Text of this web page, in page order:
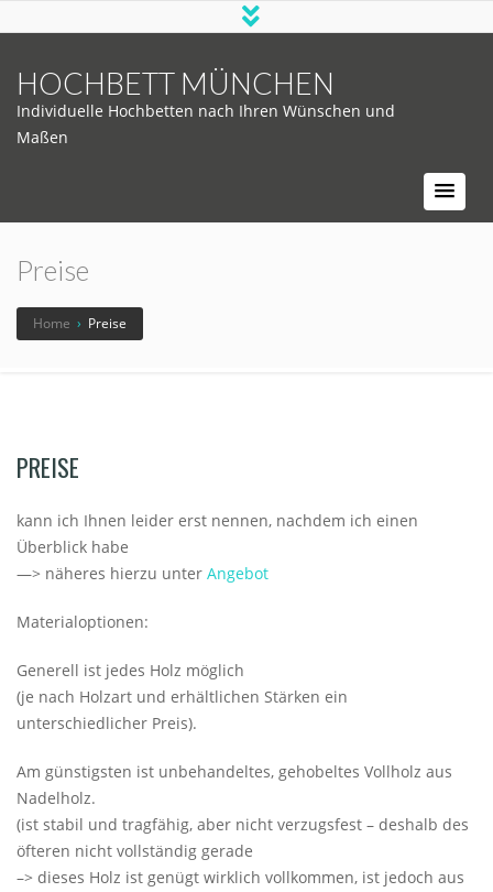
HOCHBETT MÜNCHEN
Individuelle Hochbetten nach Ihren Wünschen und
Maßen
Preise
Home › Preise
PREISE
kann ich Ihnen leider erst nennen, nachdem ich einen
Überblick habe
—> näheres hierzu unter Angebot
Materialoptionen:
Generell ist jedes Holz möglich
(je nach Holzart und erhältlichen Stärken ein
unterschiedlicher Preis).
Am günstigsten ist unbehandeltes, gehobeltes Vollholz aus
Nadelholz.
(ist stabil und tragfähig, aber nicht verzugsfest – deshalb des
öfteren nicht vollständig gerade
–> dieses Holz ist genügt wirklich vollkommen, ist jedoch aus